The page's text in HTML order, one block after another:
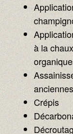
à la
Crépis